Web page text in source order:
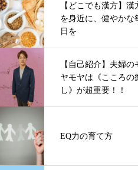
【どこでも漢方】漢
を身近に、健やかな
日を
【自己紹介】夫婦の
ヤモヤは《こころの
し》が超重要！！
EQ力の育て方